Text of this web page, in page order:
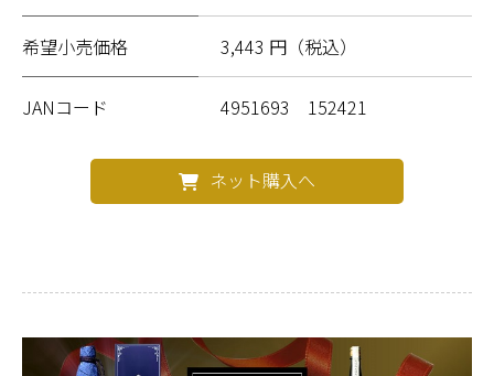
希望小売価格 3,443 円（税込）
JANコード 4951693 152421
ネット購入へ